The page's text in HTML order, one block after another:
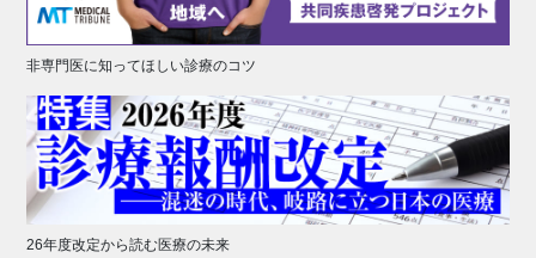
非専門医に知ってほしい診療のコツ
26年度改定から読む医療の未来